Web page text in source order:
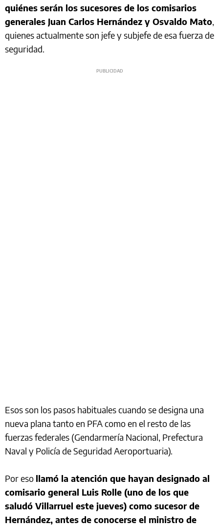
quiénes serán los sucesores de los comisarios
generales Juan Carlos Hernández y Osvaldo Mato,
quienes actualmente son jefe y subjefe de esa fuerza de
seguridad.
Esos son los pasos habituales cuando se designa una
nueva plana tanto en PFA como en el resto de las
fuerzas federales (Gendarmería Nacional, Prefectura
Naval y Policía de Seguridad Aeroportuaria).
Por eso llamó la atención que hayan designado al
comisario general Luis Rolle (uno de los que
saludó Villarruel este jueves) como sucesor de
Hernández, antes de conocerse el ministro de